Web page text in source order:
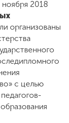
ноября 2018
организованы
с целью